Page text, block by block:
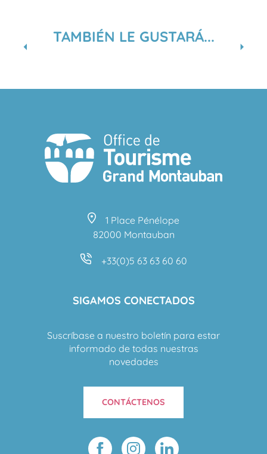
TAMBIÉN LE GUSTARÁ...
1 Place Pénélope
82000 Montauban
+33(0)5 63 63 60 60
SIGAMOS CONECTADOS
Suscríbase a nuestro boletín para estar
informado de todas nuestras
novedades
CONTÁCTENOS